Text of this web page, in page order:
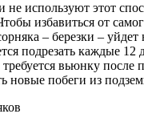
не используют этот
избавиться от
– березки –
подрезать каждые 12
вьюнку после
новые побеги из